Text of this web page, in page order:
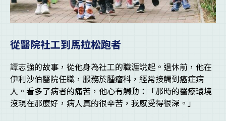
從醫院社工到馬拉松跑者
譚志強的故事，從他身為社工的職涯說起。退休前，他在
伊利沙伯醫院任職，服務於腫瘤科，經常接觸到癌症病
人。看多了病者的痛苦，他心有觸動：「那時的醫療環境
沒現在那麼好，病人真的很辛苦，我感受得很深。」